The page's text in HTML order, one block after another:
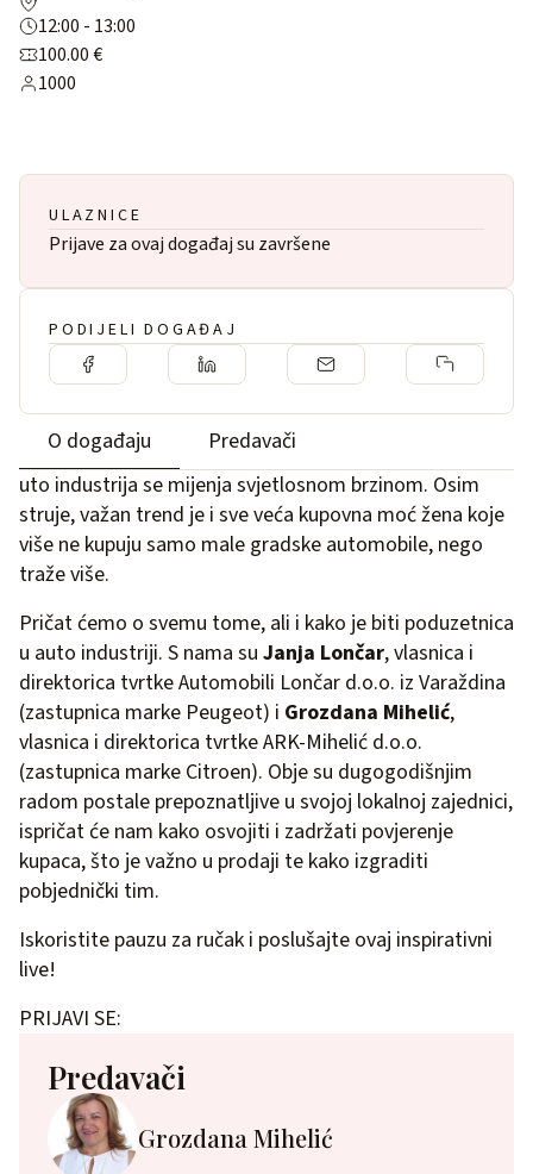
12:00 - 13:00
100.00 €
1000
ULAZNICE
Prijave za ovaj događaj su završene
PODIJELI DOGAĐAJ
O događaju
Predavači
uto industrija se mijenja svjetlosnom brzinom. Osim
struje, važan trend je i sve veća kupovna moć žena koje
više ne kupuju samo male gradske automobile, nego
traže više.
Pričat ćemo o svemu tome, ali i kako je biti poduzetnica
u auto industriji. S nama su Janja Lončar, vlasnica i
direktorica tvrtke Automobili Lončar d.o.o. iz Varaždina
(zastupnica marke Peugeot) i Grozdana Mihelić,
vlasnica i direktorica tvrtke ARK-Mihelić d.o.o.
(zastupnica marke Citroen). Obje su dugogodišnjim
radom postale prepoznatljive u svojoj lokalnoj zajednici,
ispričat će nam kako osvojiti i zadržati povjerenje
kupaca, što je važno u prodaji te kako izgraditi
pobjednički tim.
Iskoristite pauzu za ručak i poslušajte ovaj inspirativni
live!
PRIJAVI SE:
Predavači
Grozdana Mihelić